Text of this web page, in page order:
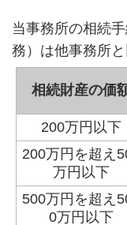
当事務所の相続
務）は他事務所
相続財産の価
200万円以下
200万円を超え
万円以下
500万円を超え
0万円以下